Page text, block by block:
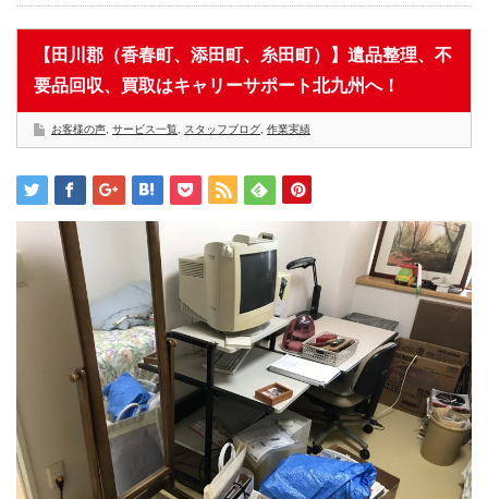
【田川郡（香春町、添田町、糸田町）】遺品整理、不
要品回収、買取はキャリーサポート北九州へ！
お客様の声 サービス一覧 スタッフブログ 作業実績